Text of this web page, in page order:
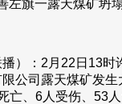
展会 大国保险
左旗一露天煤矿坍
播）：2月22日13
公司露天煤矿发生
亡、6人受伤、53人